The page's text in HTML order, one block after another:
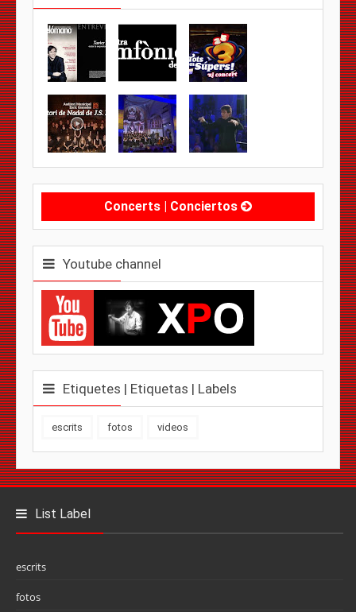
Concerts | Conciertos
Youtube channel
Etiquetes | Etiquetas | Labels
escrits fotos videos
List Label
escrits
fotos